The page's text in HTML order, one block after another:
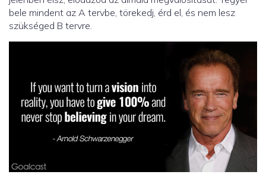
bele mindent az A tervbe, törekedj, érd el, és nem lesz
szükséged B tervre.